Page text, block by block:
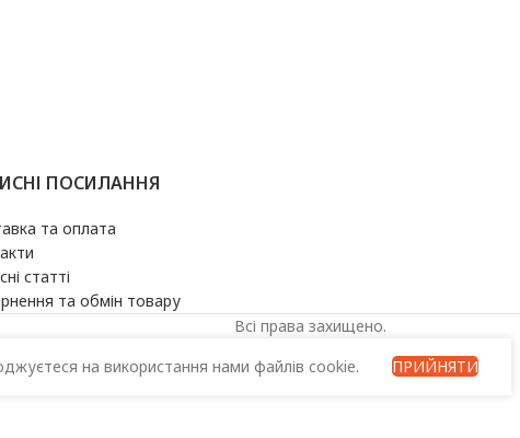
ПОСИЛАННЯ
та оплата
статті
та обмін товару
Всі права захищено.
на використання нами файлів cookie.
ПРИЙНЯТИ